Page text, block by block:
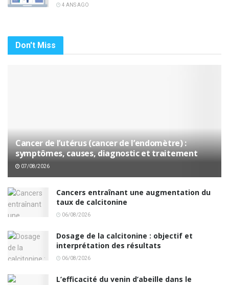
4 ANS AGO
Don't Miss
Cancer de l’utérus (cancer de l’endomètre) :
symptômes, causes, diagnostic et traitement
07/08/2026
Cancers entraînant une augmentation du
taux de calcitonine
06/08/2026
Dosage de la calcitonine : objectif et
interprétation des résultats
06/08/2026
L’efficacité du venin d’abeille dans le